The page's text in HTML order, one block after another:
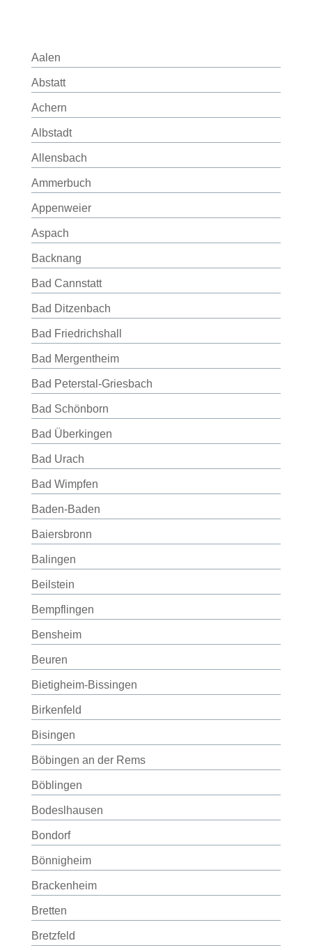
Aalen
Abstatt
Achern
Albstadt
Allensbach
Ammerbuch
Appenweier
Aspach
Backnang
Bad Cannstatt
Bad Ditzenbach
Bad Friedrichshall
Bad Mergentheim
Bad Peterstal-Griesbach
Bad Schönborn
Bad Überkingen
Bad Urach
Bad Wimpfen
Baden-Baden
Baiersbronn
Balingen
Beilstein
Bempflingen
Bensheim
Beuren
Bietigheim-Bissingen
Birkenfeld
Bisingen
Böbingen an der Rems
Böblingen
Bodeslhausen
Bondorf
Bönnigheim
Brackenheim
Bretten
Bretzfeld